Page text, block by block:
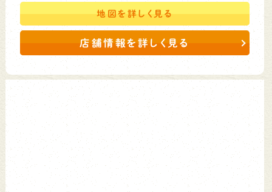
地図を詳しく見る
店舗情報を詳しく見る